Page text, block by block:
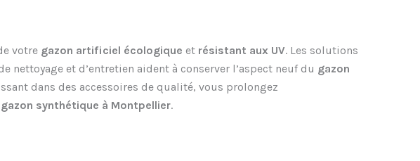
votre gazon artificiel écologique et résistant aux UV. Les solutions
et d’entretien aident à conserver l’aspect neuf du gazon
dans des accessoires de qualité, vous prolongez
synthétique à Montpellier.